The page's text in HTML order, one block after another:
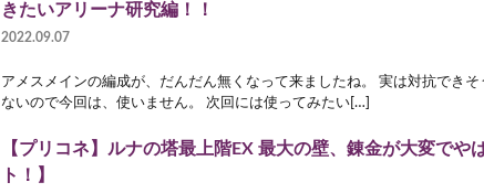
きたいアリーナ研究編！！
2022.09.07
アメスメインの編成が、だんだん無くなって来ましたね。 実は対抗でき
ないので今回は、使いません。 次回には使ってみたい[…]
【プリコネ】ルナの塔最上階EX 最大の壁、錬金が大変でや
ト！】